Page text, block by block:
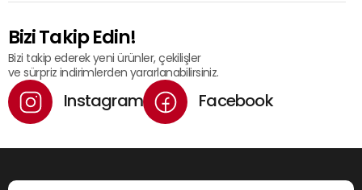
Bizi Takip Edin!
Bizi takip ederek yeni ürünler, çekilişler
ve sürpriz indirimlerden yararlanabilirsiniz.
Instagram Facebook